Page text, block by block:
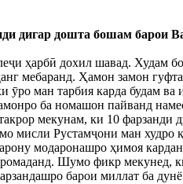
дигар дошта бошам барои
ҳарбӣ дохил шавад. Худам
мебаранд. Ҳамон замон
ӯро ман тарбия карда будам
ба номашон пайванд
мекунам, ки 10
мисли Рустамҷони ман
модаронашро ҳимоя
Шумо фикр мекунед,
барои миллат ба